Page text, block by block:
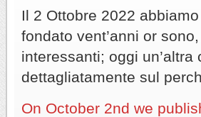
Il 2 Ottobre 2022
fondato vent’anni or
interessanti; oggi
dettagliatamente sul
On October 2nd we